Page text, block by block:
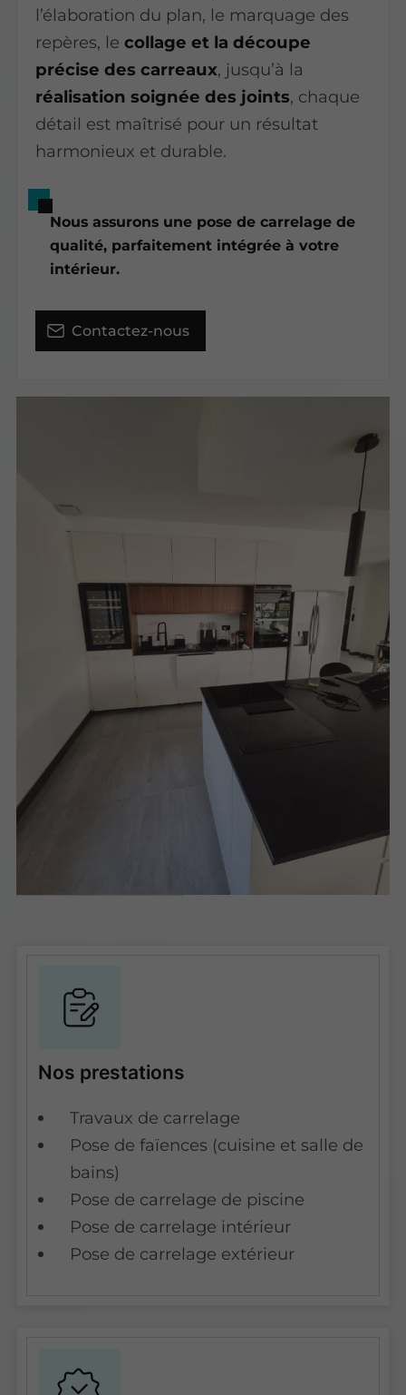
l’élaboration du plan, le marquage des
repères, le collage et la découpe
précise des carreaux, jusqu’à la
réalisation soignée des joints, chaque
détail est maîtrisé pour un résultat
harmonieux et durable.
Nous assurons une pose de carrelage de
qualité, parfaitement intégrée à votre
intérieur.
Contactez-nous
Nos prestations
Travaux de carrelage
Pose de faïences (cuisine et salle de
bains)
Pose de carrelage de piscine
Pose de carrelage intérieur
Pose de carrelage extérieur